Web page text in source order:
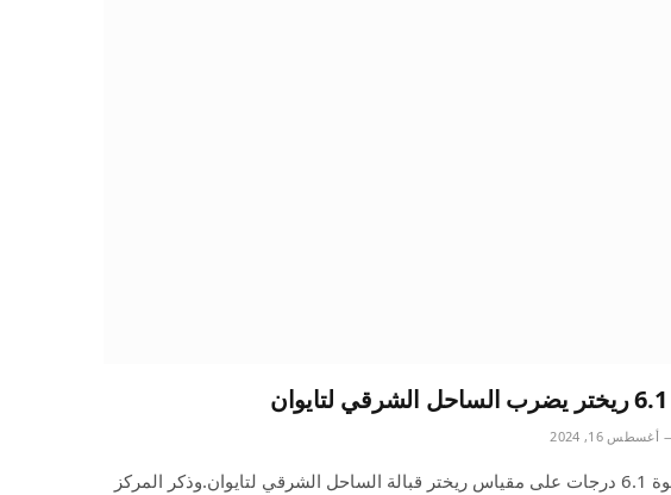
أغسطس 16, 2024
ضرب زلزال بقوة 6.1 درجات على مقياس ريختر قبالة الساحل الشرقي لتايوان.وذكر المركز